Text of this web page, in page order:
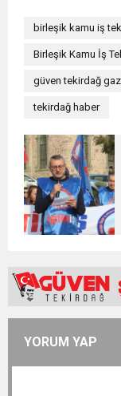
birleşik kamu iş
Birleşik Kamu İş
güven tekirdağ
tekirdağ haber
YORUM YAP